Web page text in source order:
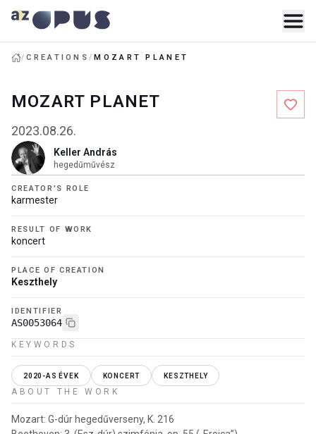
/CREATIONS/MOZART PLANET
MOZART PLANET
2023.08.26.
Keller András
hegedűművész
CREATOR'S ROLE
karmester
RESULT OF WORK
koncert
PLACE OF CREATION
Keszthely
IDENTIFIER
AS0053064
KEYWORDS
2020-AS ÉVEK KONCERT KESZTHELY
ABOUT THE WORK
Mozart: G-dúr hegedűverseny, K. 216